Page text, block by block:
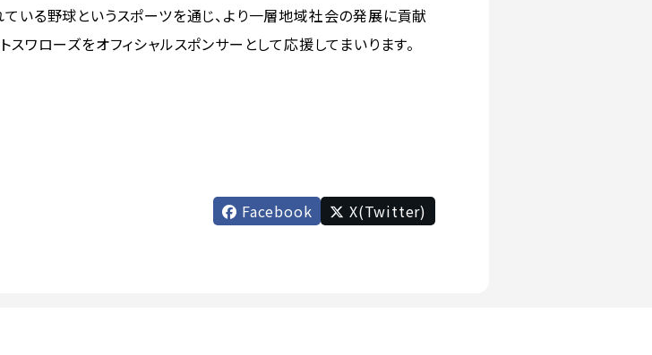
いる野球というスポーツを通じ、より一層地域社会の発展に貢献
ワローズをオフィシャルスポンサーとして応援してまいります。
Facebook X(Twitter)